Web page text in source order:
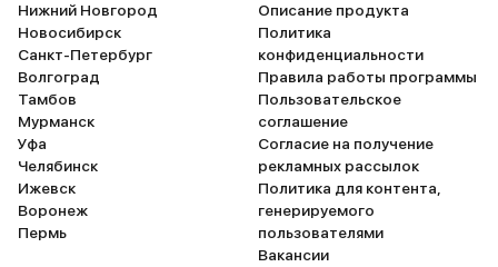
Нижний Новгород
Новосибирск
Санкт-Петербург
Волгоград
Тамбов
Мурманск
Уфа
Челябинск
Ижевск
Воронеж
Пермь
Описание продукта
Политика
конфиденциальности
Правила работы программы
Пользовательское
соглашение
Согласие на получение
рекламных рассылок
Политика для контента,
генерируемого
пользователями
Вакансии